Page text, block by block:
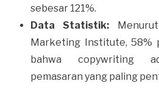
sebesar 121%.
Data Statistik:
Marketing Institute, 58%
bahwa copywriting
pemasaran yang paling